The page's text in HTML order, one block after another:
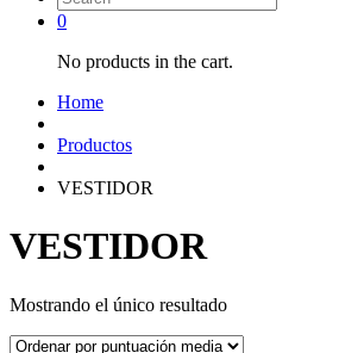
0
No products in the cart.
Home
Productos
VESTIDOR
VESTIDOR
Mostrando el único resultado